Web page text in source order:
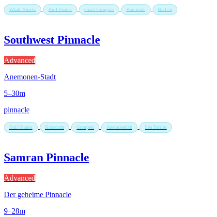
Whale Sharks Bull Sharks Giant Groupers Barracuda Batfish
Southwest Pinnacle
Advanced
Anemonen-Stadt
5–30m
pinnacle
Bull Sharks Barracuda Groupers Anemonefish Sea Turtles
Samran Pinnacle
Advanced
Der geheime Pinnacle
9–28m